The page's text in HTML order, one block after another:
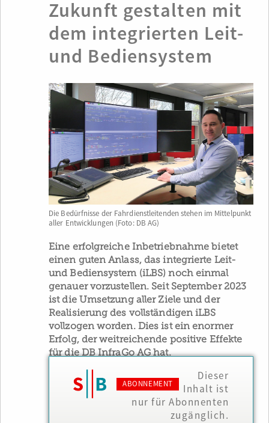
Zukunft gestalten mit
dem integrierten Leit-
und Bediensystem
Die Bedürfnisse der Fahrdienstleitenden stehen im Mittelpunkt
aller Entwicklungen (Foto: DB AG)
Eine erfolgreiche Inbetriebnahme bietet
einen guten Anlass, das integrierte Leit-
und Bediensystem (iLBS) noch einmal
genauer vorzustellen. Seit September 2023
ist die Umsetzung aller Ziele und der
Realisierung des vollständigen iLBS
vollzogen worden. Dies ist ein enormer
Erfolg, der weitreichende positive Effekte
für die DB InfraGo AG hat.
ABONNEMENT
Dieser
Inhalt ist
nur für Abonnenten
zugänglich.